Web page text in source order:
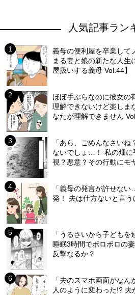
人気記事ラン
義母の便利屋を卒業して
まる妻と娘の新たな人生
屋扱いする義母 Vol.44】
ほぼ手ぶらなのに彼女の
理解できないけど楽しま
なたが理解できません
「あら、ごめんなさい
ないでしょ…！ 私の畑
視？悪意？その行動にモ
「義母の発言が許せな
発！ 夫は仕方ないと言う
「うるさいから子ども
睡眠3時間でボロボロの
反撃なるか？
「夫のスマホ画面がな
人のように変わった!? 夫